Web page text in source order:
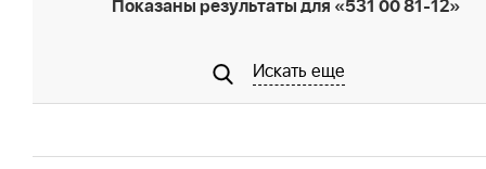
Показаны результаты для «531 00 81-12»
Искать еще